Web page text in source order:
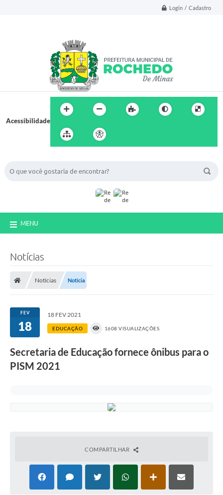
Login / Cadastro
Acessibilidade
MENU
Notícias
Notícias Notícia
FEV
18
18 FEV 2021
EDUCAÇÃO 1608 VISUALIZAÇÕES
Secretaria de Educação fornece ônibus para o
PISM 2021
COMPARTILHAR